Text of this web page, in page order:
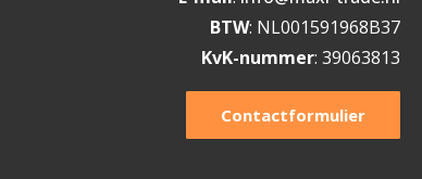
BTW: NL001591968B37
KvK-nummer: 39063813
Contactformulier